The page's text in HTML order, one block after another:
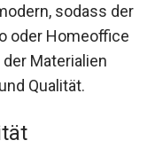
sodass der
oder Homeoffice
Materialien
Qualität.